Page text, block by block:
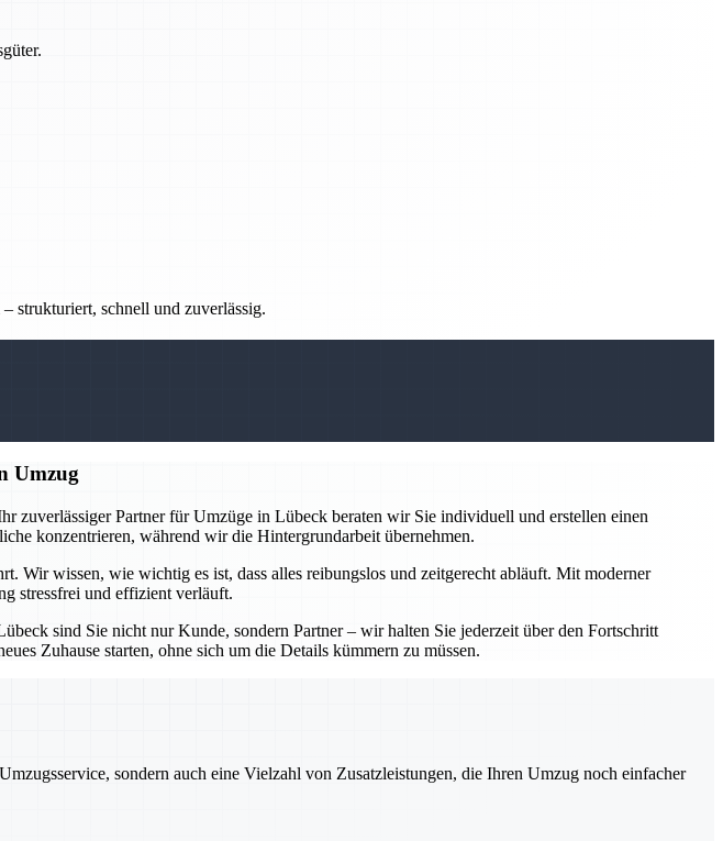
strukturiert, schnell und zuverlässig.
Umzug
zuverlässiger Partner für Umzüge in Lübeck beraten wir Sie individuell und erstellen einen
konzentrieren, während wir die Hintergrundarbeit übernehmen.
wissen, wie wichtig es ist, dass alles reibungslos und zeitgerecht abläuft. Mit moderner
stressfrei und effizient verläuft.
sind Sie nicht nur Kunde, sondern Partner – wir halten Sie jederzeit über den Fortschritt
Zuhause starten, ohne sich um die Details kümmern zu müssen.
sondern auch eine Vielzahl von Zusatzleistungen, die Ihren Umzug noch einfacher